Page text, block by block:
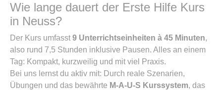
Wie lange dauert der Erste Hilfe Kurs
in Neuss?
Der Kurs umfasst 9 Unterrichtseinheiten à 45 Minuten,
also rund 7,5 Stunden inklusive Pausen. Alles an einem
Tag: Kompakt, kurzweilig und mit viel Praxis.
Bei uns lernst du aktiv mit: Durch reale Szenarien,
Übungen und das bewährte M-A-U-S Kurssystem, das